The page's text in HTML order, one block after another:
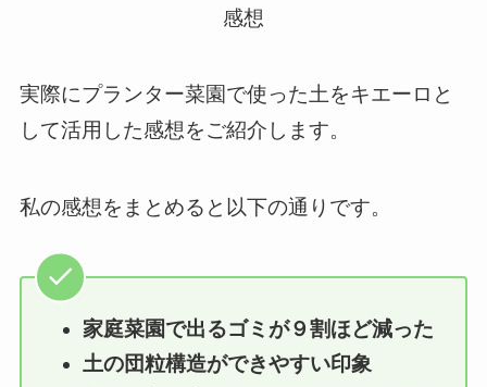
実際にプランター菜園で使った土をキエーロと
して活用した感想をご紹介します。
私の感想をまとめると以下の通りです。
家庭菜園で出るゴミが９割ほど減った
土の団粒構造ができやすい印象